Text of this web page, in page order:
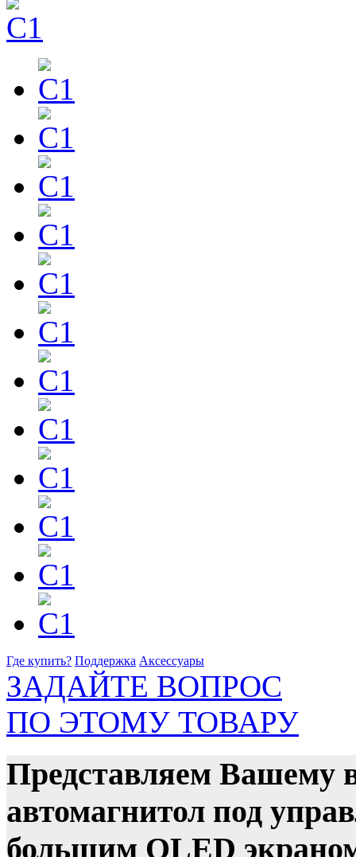
Где купить? Поддержка Аксессуары
ЗАДАЙТЕ ВОПРОС
ПО ЭТОМУ ТОВАРУ
Представляем Вашему
автомагнитол под
большим QLED